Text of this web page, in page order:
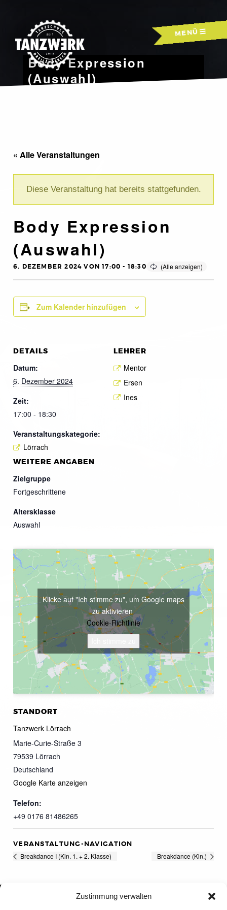
Zustimmung verwalten
MENÜ
Body Expression
(Auswahl)
« Alle Veranstaltungen
Diese Veranstaltung hat bereits stattgefunden.
Body Expression
(Auswahl)
6. DEZEMBER 2024 VON 17:00 - 18:30
Zum Kalender hinzufügen
DETAILS
Datum:
6. Dezember 2024
Zeit:
17:00 - 18:30
Veranstaltungskategorie:
Lörrach
LEHRER
Mentor
Ersen
Ines
WEITERE ANGABEN
Zielgruppe
Fortgeschrittene
Altersklasse
Auswahl
STANDORT
Tanzwerk Lörrach
Marie-Curie-Straße 3
79539 Lörrach
Deutschland
Google Karte anzeigen
Telefon:
+49 0176 81486265
Klicke auf "Ich stimme zu", um Google maps
zu aktivieren
Cookie-Richtlinie
VERANSTALTUNG-NAVIGATION
Breakdance I (Kin. 1. + 2. Klasse) Breakdance (Kin.)